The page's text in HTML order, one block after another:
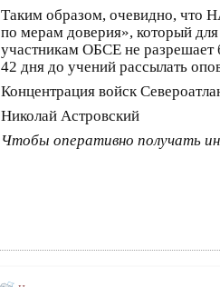
Таким образом, очевидно, что
по мерам доверия», который
участникам ОБСЕ не разрешает
42 дня до учений рассылать
Концентрация войск
Николай Астровский
Чтобы оперативно получать